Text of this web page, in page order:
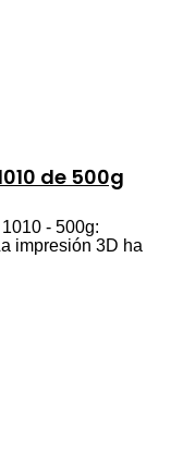
de 500g
- 500g:
impresión 3D ha